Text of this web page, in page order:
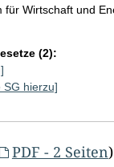
für Wirtschaft und
(2):
SG hierzu]
PDF - 2 Seiten)